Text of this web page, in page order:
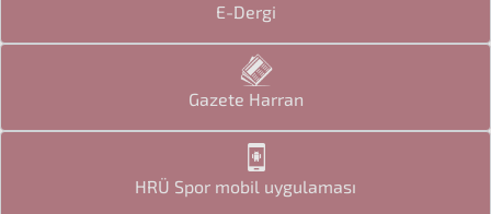
E-Dergi
Gazete Harran
HRÜ Spor mobil uygulaması